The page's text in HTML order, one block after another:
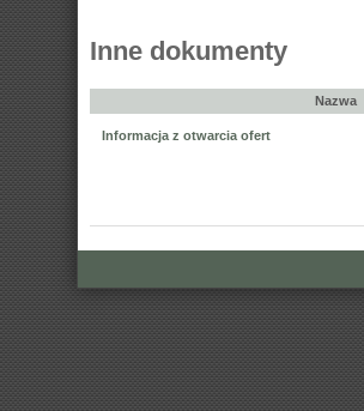
Inne dokumenty
Nazwa
Informacja z otwarcia ofert